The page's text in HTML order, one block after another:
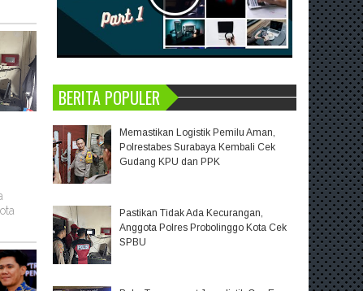
BERITA POPULER
Memastikan Logistik Pemilu Aman,
Polrestabes Surabaya Kembali Cek
Gudang KPU dan PPK
Pastikan Tidak Ada Kecurangan,
Anggota Polres Probolinggo Kota Cek
SPBU